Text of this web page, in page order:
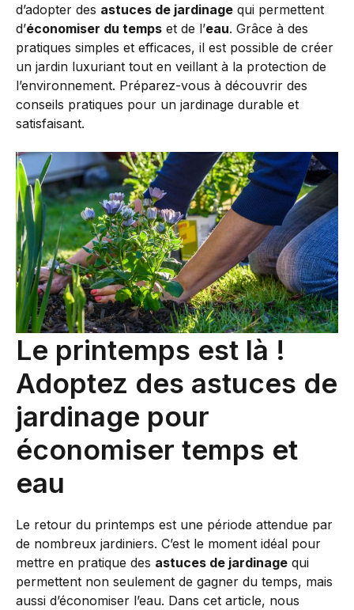
d’adopter des astuces de jardinage qui permettent
d’économiser du temps et de l’eau. Grâce à des
pratiques simples et efficaces, il est possible de créer
un jardin luxuriant tout en veillant à la protection de
l’environnement. Préparez-vous à découvrir des
conseils pratiques pour un jardinage durable et
satisfaisant.
Le printemps est là !
Adoptez des astuces de
jardinage pour
économiser temps et
eau
Le retour du printemps est une période attendue par
de nombreux jardiniers. C’est le moment idéal pour
mettre en pratique des astuces de jardinage qui
permettent non seulement de gagner du temps, mais
aussi d’économiser l’eau. Dans cet article, nous